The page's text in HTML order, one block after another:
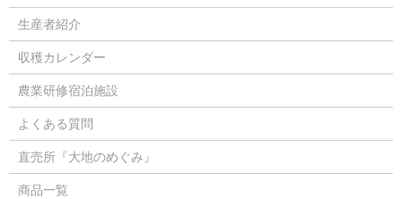
生産者紹介
収穫カレンダー
農業研修宿泊施設
よくある質問
直売所『大地のめぐみ』
商品一覧